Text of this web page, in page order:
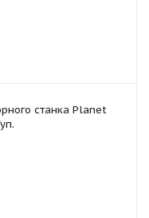
станка Planet